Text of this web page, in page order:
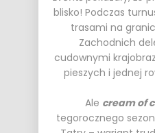
blisko! Podczas
trasami na
Zachodnich
cudownymi
pieszych i jednej
Ale cream of
tegorocznego